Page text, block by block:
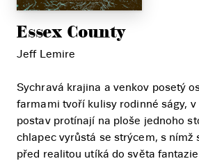
Essex County
Jeff Lemire
Sychravá krajina a venkov posetý
farmami tvoří kulisy rodinné ságy, v
postav protínají na ploše jednoho
chlapec vyrůstá se strýcem, s nímž
před realitou utíká do světa